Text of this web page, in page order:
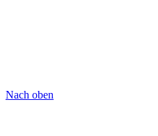
Nach oben